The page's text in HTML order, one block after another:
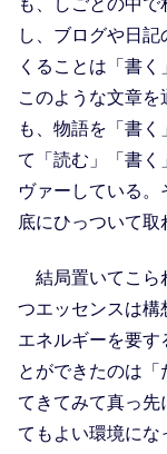
し、ブログや日
くることは「書く
このような文章
も、物語を「書
て「読む」「書く
ヴァーしている
底にひっついて取
結局置いてこら
つエッセンスは構
エネルギーを要す
とができたのは
てきてみて真っ先
てもよい環境にな